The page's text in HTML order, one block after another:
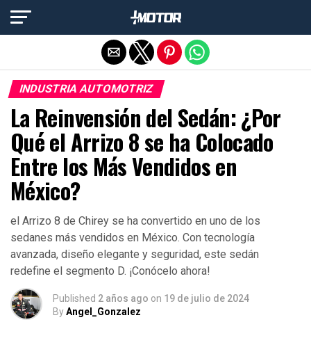
INDUSTRIA AUTOMOTRIZ
La Reinvensión del Sedán: ¿Por
Qué el Arrizo 8 se ha Colocado
Entre los Más Vendidos en
México?
el Arrizo 8 de Chirey se ha convertido en uno de los
sedanes más vendidos en México. Con tecnología
avanzada, diseño elegante y seguridad, este sedán
redefine el segmento D. ¡Conócelo ahora!
Published 2 años ago on 19 de julio de 2024
ByAngel_Gonzalez
Salir de la versión móvil